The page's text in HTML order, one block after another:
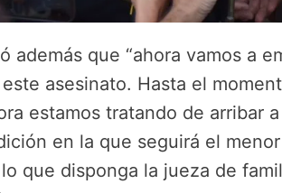
además que “ahora vamos a
asesinato. Hasta el
estamos tratando de arribar
en la que seguirá el
que disponga la jueza de